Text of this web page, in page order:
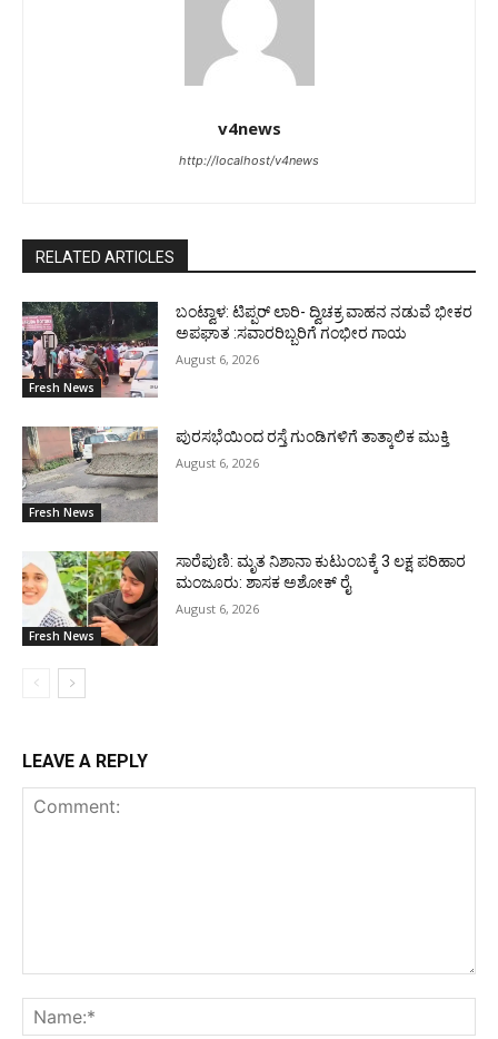
v4news
http://localhost/v4news
RELATED ARTICLES
Fresh News
ಬಂಟ್ವಾಳ: ಟಿಪ್ಪರ್ ಲಾರಿ- ದ್ವಿಚಕ್ರ ವಾಹನ ನಡುವೆ ಭೀಕರ
ಅಪಘಾತ :ಸವಾರರಿಬ್ಬರಿಗೆ ಗಂಭೀರ ಗಾಯ
August 6, 2026
Fresh News
ಪುರಸಭೆಯಿಂದ ರಸ್ತೆ ಗುಂಡಿಗಳಿಗೆ ತಾತ್ಕಾಲಿಕ ಮುಕ್ತಿ
August 6, 2026
Fresh News
ಸಾರೆಪುಣಿ: ಮೃತ ನಿಶಾನಾ ಕುಟುಂಬಕ್ಕೆ 3 ಲಕ್ಷ ಪರಿಹಾರ
ಮಂಜೂರು: ಶಾಸಕ ಅಶೋಕ್ ರೈ
August 6, 2026
LEAVE A REPLY